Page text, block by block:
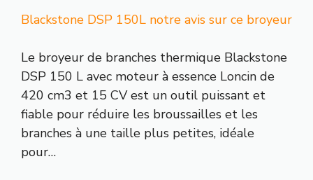
Blackstone DSP 150L notre avis sur ce broyeur
Le broyeur de branches thermique Blackstone
DSP 150 L avec moteur à essence Loncin de
420 cm3 et 15 CV est un outil puissant et
fiable pour réduire les broussailles et les
branches à une taille plus petites, idéale
pour…